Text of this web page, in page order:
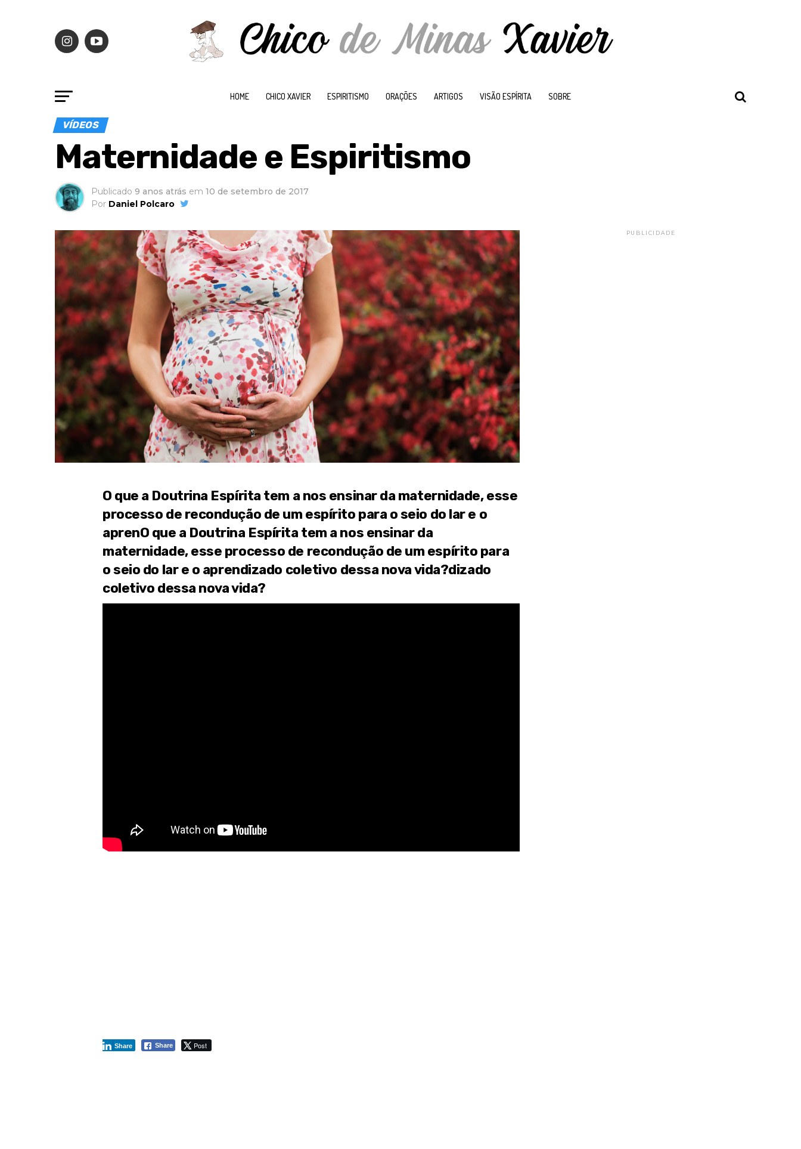
HOME CHICO XAVIER ESPIRITISMO ORAÇÕES ARTIGOS VISÃO ESPÍRITA SOBRE
VÍDEOS
Maternidade e Espiritismo
Publicado 9 anos atrás em 10 de setembro de 2017
Por Daniel Polcaro
O que a Doutrina Espírita tem a nos ensinar da maternidade, esse
processo de recondução de um espírito para o seio do lar e o
aprenO que a Doutrina Espírita tem a nos ensinar da
maternidade, esse processo de recondução de um espírito para
o seio do lar e o aprendizado coletivo dessa nova vida?dizado
coletivo dessa nova vida?
Share Post
Share
PUBLICIDADE